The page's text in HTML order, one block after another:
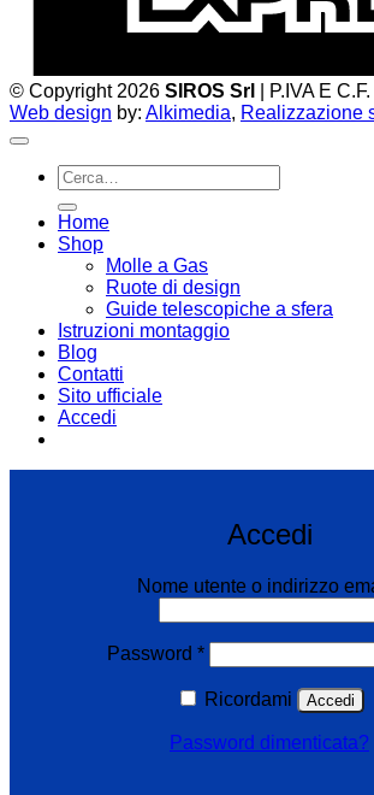
© Copyright 2026 SIROS Srl
| P.IVA E
Web design by: Alkimedia, Realizzazione
Cerca:
Home
Shop
Molle a Gas
Ruote di design
Guide telescopiche a sfera
Istruzioni montaggio
Blog
Contatti
Sito ufficiale
Accedi
Accedi
Nome utente o indirizzo
Password *Richiesto
Ricordami Accedi
Password dimenticata?